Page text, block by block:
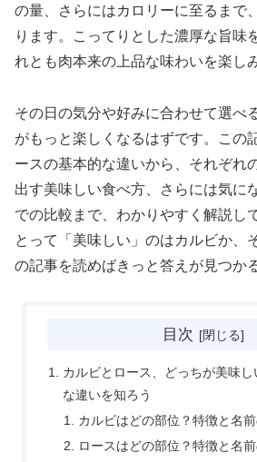
の量、さらにはカロリーに至るまで
ります。こってりとした濃厚な旨味
れとも肉本来の上品な味わいを楽し
その日の気分や好みに合わせて選べ
がもっと楽しくなるはずです。この
ースの基本的な違いから、それぞれ
出す美味しい食べ方、さらには気に
での比較まで、わかりやすく解説し
とって「美味しい」のはカルビか、
の記事を読めばきっと答えが見つか
目次
カルビとロース、どっちが美味
な違いを知ろう
カルビはどの部位？特徴と名
ロースはどの部位？特徴と名